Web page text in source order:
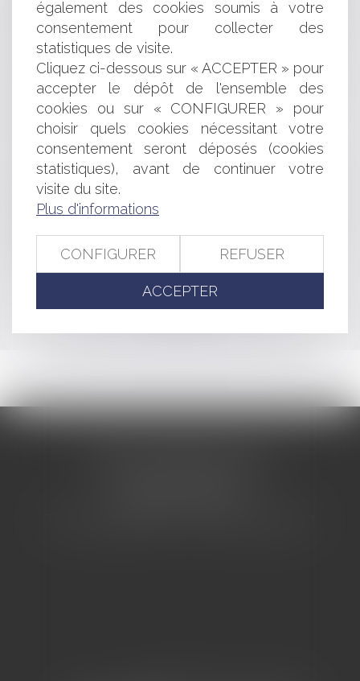
marchandises exclut les règles nationales, même celles
d’ordre public
Cession de contrôle commerciale et solidarité entre
cédants
La société civile immobilière et le droit de préemption
urbain
Responsabilité de l’agent immobilier face à
l’insolvabilité du vendeur
Prévention des difficultés des exploitations
Un abandon de créance pour préserver le chiffre
d'affaires : une aide commercial déductible ?
Entreprises : quelles solutions en cas de difficultés de
paiement ?
Entreprise individuelle, exploitation personnelle et
exonération « Dutreil »
< ... 84 85 86 87 88 89 90 ... >
également des cookies soumis à votre
consentement pour collecter des
statistiques de visite.
Cliquez ci-dessous sur « ACCEPTER » pour
accepter le dépôt de l'ensemble des
cookies ou sur « CONFIGURER » pour
choisir quels cookies nécessitant votre
consentement seront déposés (cookies
statistiques), avant de continuer votre
visite du site.
Plus d'informations
CONFIGURER REFUSER
ACCEPTER